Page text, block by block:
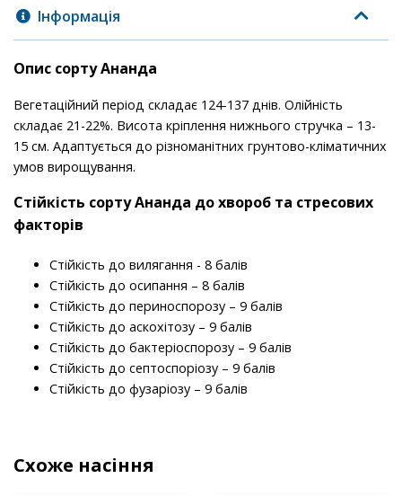
Інформація
Опис сорту Ананда
Вегетаційний період складає 124-137 днів. Олійність
складає 21-22%. Висота кріплення нижнього стручка – 13-
15 см. Адаптується до різноманітних грунтово-кліматичних
умов вирощування.
Стійкість сорту Ананда до хвороб та стресових
факторів
Стійкість до вилягання - 8 балів
Стійкість до осипання – 8 балів
Стійкість до периноспорозу – 9 балів
Стійкість до аскохітозу – 9 балів
Стійкість до бактеріоспорозу – 9 балів
Стійкість до септоспоріозу – 9 балів
Стійкість до фузаріозу – 9 балів
Схоже насіння